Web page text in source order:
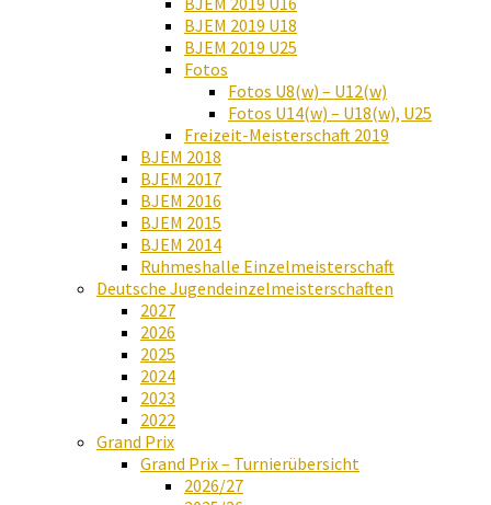
BJEM 2019 U18
BJEM 2019 U25
Fotos
Fotos U8(w) – U12(w)
Fotos U14(w) – U18(w), U25
Freizeit-Meisterschaft 2019
BJEM 2018
BJEM 2017
BJEM 2016
BJEM 2015
BJEM 2014
Ruhmeshalle Einzelmeisterschaft
Deutsche Jugendeinzelmeisterschaften
2027
2026
2025
2024
2023
2022
Grand Prix
Grand Prix – Turnierübersicht
2026/27